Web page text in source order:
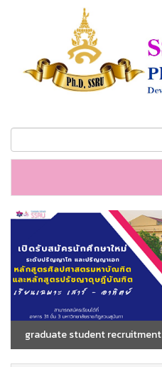
graduate student recruitment